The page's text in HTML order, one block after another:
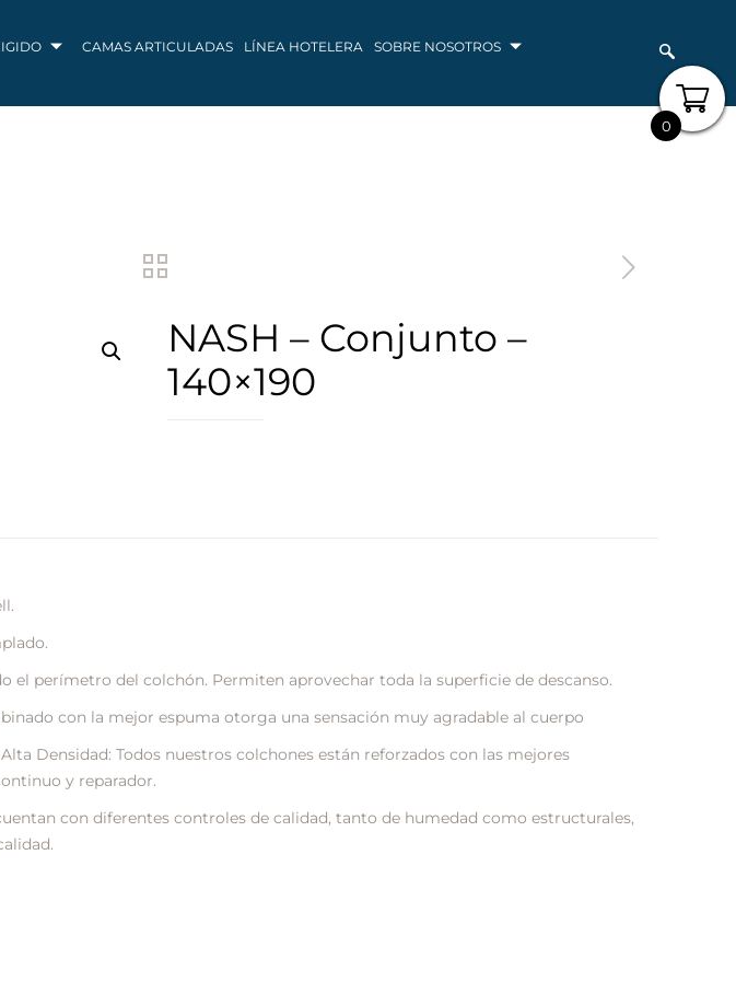
CAMAS ARTICULADAS LÍNEA HOTELERA SOBRE NOSOTROS
NASH – Conjunto –
140×190
el perímetro del colchón. Permiten aprovechar toda la superficie de descanso.
con la mejor espuma otorga una sensación muy agradable al cuerpo
Densidad: Todos nuestros colchones están reforzados con las mejores
y reparador.
con diferentes controles de calidad, tanto de humedad como estructurales,
0